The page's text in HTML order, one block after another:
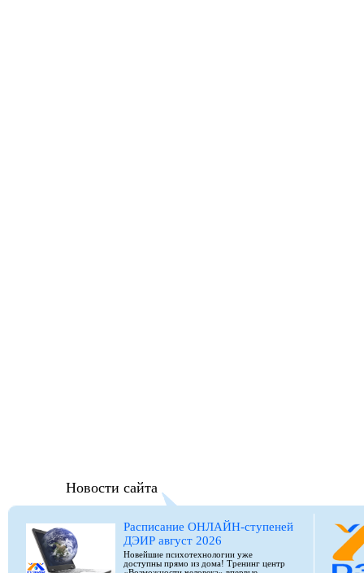
Новости сайта
Расписание ОНЛАЙН-ступеней
ДЭИР август 2026
Новейшие психотехнологии уже
доступны прямо из дома! Тренинг центр